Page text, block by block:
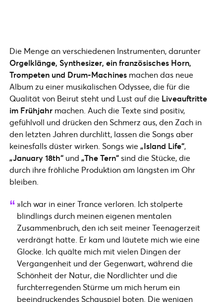
Die Menge an verschiedenen Instrumenten, darunter
Orgelklänge, Synthesizer, ein französisches Horn,
Trompeten und Drum-Machines machen das neue
Album zu einer musikalischen Odyssee, die für die
Qualität von Beirut steht und Lust auf die Liveauftritte
im Frühjahr machen. Auch die Texte sind positiv,
gefühlvoll und drücken den Schmerz aus, den Zach in
den letzten Jahren durchlitt, lassen die Songs aber
keinesfalls düster wirken. Songs wie„Island Life“,
„January 18th“ und „The Tern“sind die Stücke, die
durch ihre fröhliche Produktion am längsten im Ohr
bleiben.
»Ich war in einer Trance verloren. Ich stolperte
blindlings durch meinen eigenen mentalen
Zusammenbruch, den ich seit meiner Teenagerzeit
verdrängt hatte. Er kam und läutete mich wie eine
Glocke. Ich quälte mich mit vielen Dingen der
Vergangenheit und der Gegenwart, während die
Schönheit der Natur, die Nordlichter und die
furchterregenden Stürme um mich herum ein
beeindruckendes Schauspiel boten. Die wenigen